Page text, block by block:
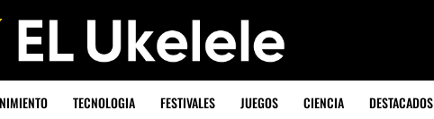
TECNOLOGIA FESTIVALES JUEGOS CIENCIA DESTACADOS